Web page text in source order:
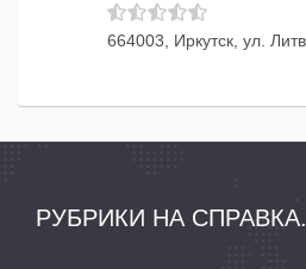
664003, Иркутск, ул.
РУБРИКИ НА